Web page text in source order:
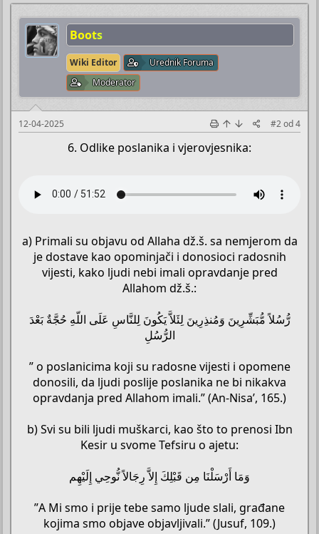
Boots
Wiki Editor
Urednik Foruma
Moderator
12-04-2025 #2od4
6. Odlike poslanika i vjerovjesnika:
a) Primali su objavu od Allaha dž.š. sa nemjerom da
je dostave kao opominjači i donosioci radosnih
vijesti, kako ljudi nebi imali opravdanje pred
Allahom dž.š.:
رُّسُلاً مُّبَشِّرِينَ وَمُنذِرِينَ لِئَلاَّ يَكُونَ لِلنَّاسِ عَلَى اللّهِ حُجَّةٌ بَعْدَ
الرُّسُلِ
” o poslanicima koji su radosne vijesti i opomene
donosili, da ljudi poslije poslanika ne bi nikakva
opravdanja pred Allahom imali.” (An-Nisa’, 165.)
b) Svi su bili ljudi muškarci, kao što to prenosi Ibn
Kesir u svome Tefsiru o ajetu:
وَمَا أَرْسَلْنَا مِن قَبْلِكَ إِلاَّ رِجَالاً نُّوحِي إِلَيْهِم
”A Mi smo i prije tebe samo ljude slali, građane
kojima smo objave objavljivali.” (Jusuf, 109.)